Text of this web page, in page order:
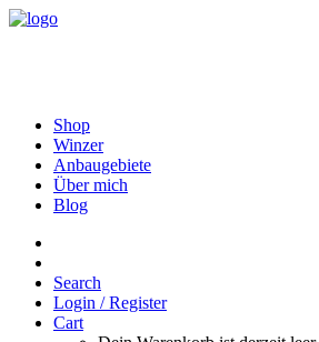
Shop
Winzer
Anbaugebiete
Über mich
Blog
Search
Login / Register
Cart